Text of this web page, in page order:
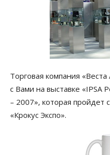
Торговая компания
с Вами на выставке «IPSA
– 2007», которая пройдет
«Крокус Экспо».